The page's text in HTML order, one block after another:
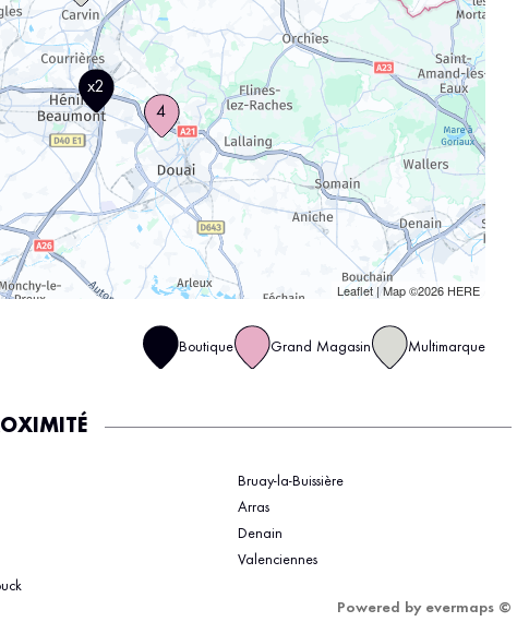
4
x2
Leaflet| Map ©2026 HERE
Boutique Grand Magasin Multimarque
Bruay-la-Buissière
Arras
Denain
Valenciennes
Powered by evermaps ©